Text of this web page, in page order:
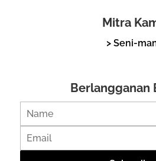
Mitra
> Seni-
Berlangganan